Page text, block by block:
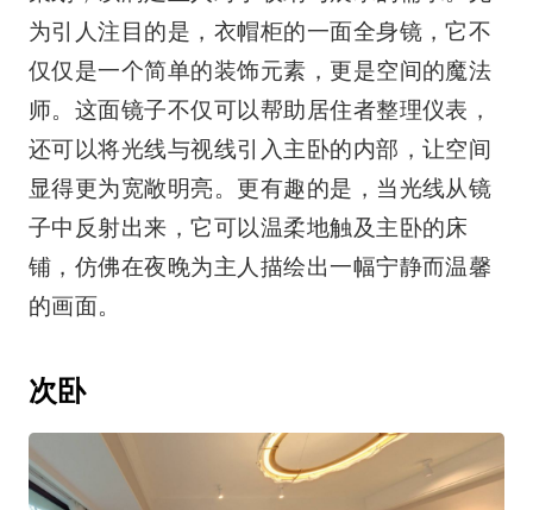
为引人注目的是，衣帽柜的一面全身镜，它不
仅仅是一个简单的装饰元素，更是空间的魔法
师。这面镜子不仅可以帮助居住者整理仪表，
还可以将光线与视线引入主卧的内部，让空间
显得更为宽敞明亮。更有趣的是，当光线从镜
子中反射出来，它可以温柔地触及主卧的床
铺，仿佛在夜晚为主人描绘出一幅宁静而温馨
的画面。
次卧